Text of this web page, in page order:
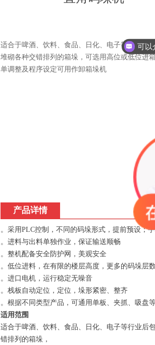
适合于啤酒、饮料、食品、日化、电子等行业后
堆砌各种交错排列的箱垛，可选用高位或低位进
单调整及程序设定可用作卸箱垛机
产品详情
。采用PLC控制，不同的码垛形式，提前预设；
。进料与出料单独作业，保证输送顺畅
。整机配备安全防护网，美观安全
。低位进料，在有限的楼层高度，更多的码垛层数
。进口电机，运行稳定无噪音
。栈板自动定位，定位，垛形紧密、整齐
。根据不同类型产品，可通用单板、夹抓、吸盘
适用范围
适合于啤酒、饮料、食品、日化、电子等行业后
错排列的箱垛，